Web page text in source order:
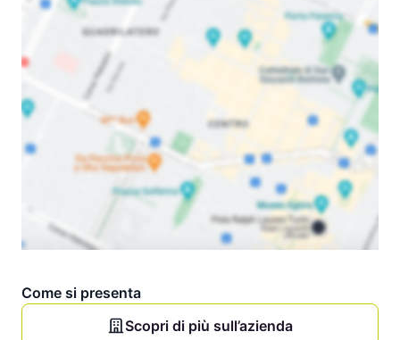
Come si presenta
Scopri di più sull’azienda